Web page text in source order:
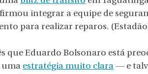
integrar a equipe de
para realizar reparos.
que Eduardo Bolsonaro está
uma estratégia muito clara — e